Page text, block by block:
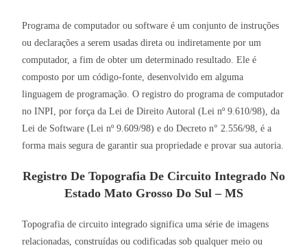
Programa de computador ou software é um conjunto de instruções
ou declarações a serem usadas direta ou indiretamente por um
computador, a fim de obter um determinado resultado. Ele é
composto por um código-fonte, desenvolvido em alguma
linguagem de programação. O registro do programa de computador
no INPI, por força da Lei de Direito Autoral (Lei nº 9.610/98), da
Lei de Software (Lei nº 9.609/98) e do Decreto n° 2.556/98, é a
forma mais segura de garantir sua propriedade e provar sua autoria.
Registro De Topografia De Circuito Integrado No
Estado Mato Grosso Do Sul – MS
Topografia de circuito integrado significa uma série de imagens
relacionadas, construídas ou codificadas sob qualquer meio ou